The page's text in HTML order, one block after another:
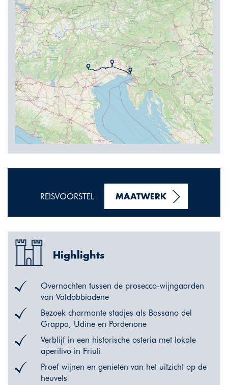
REISVOORSTEL MAATWERK
Highlights
Overnachten tussen de prosecco-wijngaarden
van Valdobbiadene
Bezoek charmante stadjes als Bassano del
Grappa, Udine en Pordenone
Verblijf in een historische osteria met lokale
aperitivo in Friuli
Proef wijnen en genieten van het uitzicht op de
heuvels